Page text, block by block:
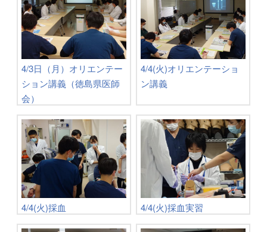
4/3日（月）オリエンテー
ション講義（徳島県医師
会）
4/4(火)オリエンテーショ
ン講義
4/4(火)採血 4/4(火)採血実習